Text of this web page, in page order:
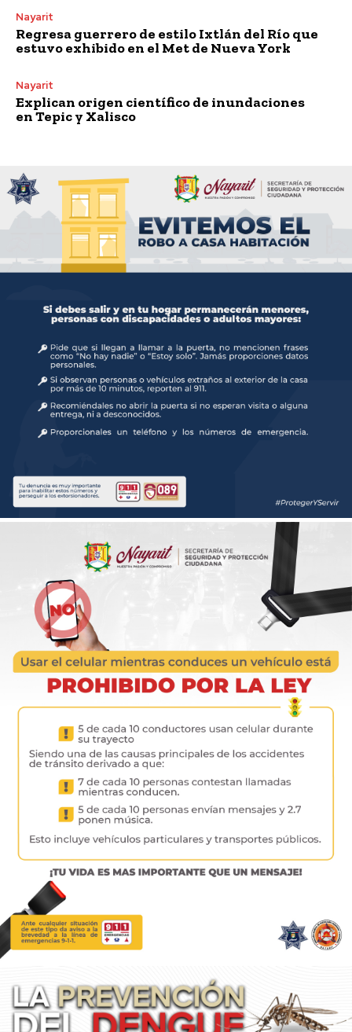
Nayarit
Regresa guerrero de estilo Ixtlán del Río que
estuvo exhibido en el Met de Nueva York
Nayarit
Explican origen científico de inundaciones
en Tepic y Xalisco